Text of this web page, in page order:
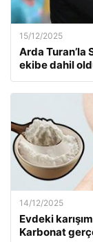
15/12/2025
Arda Turan’la
ekibe dahil
14/12/2025
Evdeki
Karbonat